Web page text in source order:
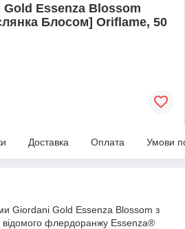
Essenza Blossom
Блосом] Oriflame, 50
Доставка Оплата Умови
Giordani Gold Essenza Blossom з
відомого флердоранжу Essenza®